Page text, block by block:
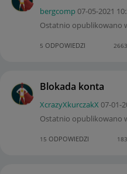
bergcomp‎07-05-2021
Ostatnio opublikowano
5 ODPOWIEDZI 2663
Blokada konta
XcrazyXkurczakX ‎07-01-
Ostatnio opublikowano
15 ODPOWIEDZI